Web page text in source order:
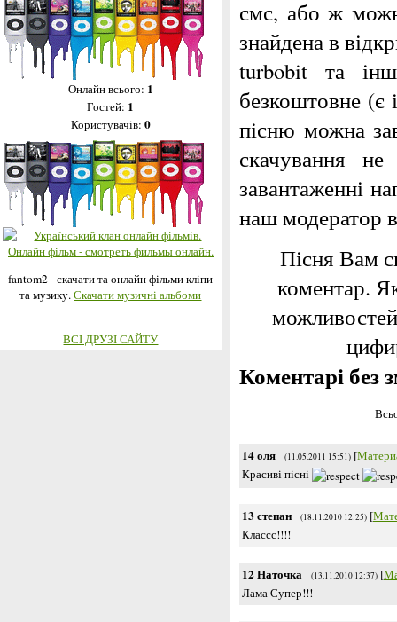
Онлайн всього: 1
Гостей: 1
Користувачів: 0
fantom2 - скачати та онлайн фільми кліпи
та музику.Скачати музичні альбоми
ВСІ ДРУЗІ САЙТУ
смс, або ж
знайдена в
turbobit та
безкоштовне (є
пісню можна
скачування
завантаженні
наш модератор
Пісня Вам
коментар.
Коментарі без
14оля (11.05.2011 15:51) [
Красиві пісні
13степан (18.11.2010 12:25) [
Классс!!!!
12Наточка (13.11.2010 12:37) [
Лама Супер!!!